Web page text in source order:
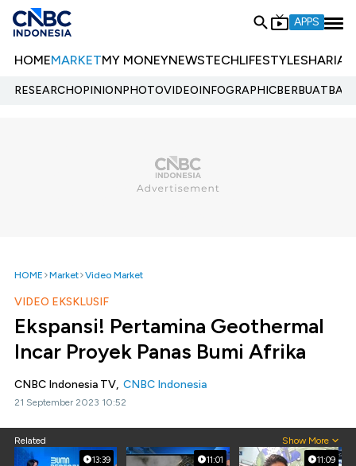
APPS
HOMEMARKETMY MONEYNEWSTECHLIFESTYLESHARIA
RESEARCHOPINIONPHOTOVIDEOINFOGRAPHIC
HOME Market Video Market
VIDEO EKSKLUSIF
Ekspansi! Pertamina Geothermal
Incar Proyek Panas Bumi Afrika
CNBC Indonesia TV, CNBC Indonesia
21 September 2023 10:52
Related Show More
13:39 11:01 11:09